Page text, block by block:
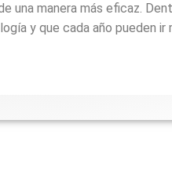
una manera más eficaz.
y que cada año pueden